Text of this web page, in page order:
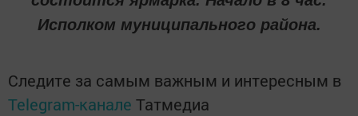
Исполком муниципального района.
Следите за самым важным и интересным в
Telegram-канале Татмедиа